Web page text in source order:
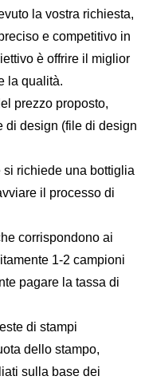
la vostra richiesta,
e competitivo in
è offrire il miglior
la qualità.
prezzo proposto,
di design (file di design
si richiede una bottiglia
il processo di
corrispondono ai
1-2 campioni
pagare la tassa di
di stampi
dello stampo,
sulla base dei